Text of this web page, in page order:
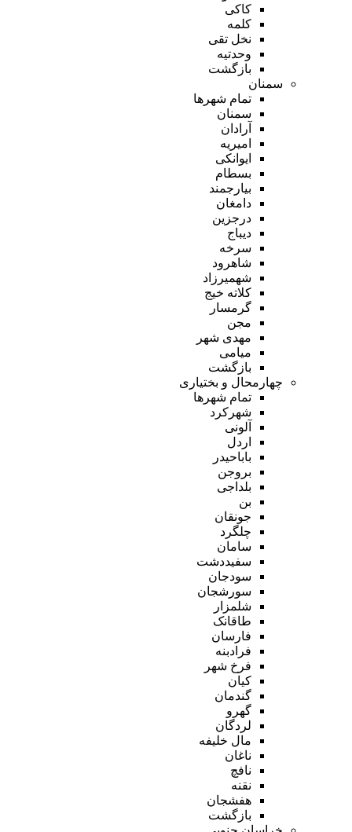
کاکی
کلمه
نخل تقی
وحدتیه
بازگشت
سمنان
تمام شهر‌ها
سمنان
آرادان
امیریه
ایوانکی
بسطام
بیارجمند
دامغان
درجزین
دیباج
سرخه
شاهرود
شهمیرزاد
کلاته خیج
گرمسار
مجن
مهدی شهر
میامی
بازگشت
چهارمحال و بختیاری
تمام شهر‌ها
شهرکرد
آلونی
اردل
باباحیدر
بروجن
بلداجی
بن
جونقان
چلگرد
سامان
سفیددشت
سودجان
سورشجان
شلمزار
طاقانک
فارسان
فرادبنه
فرخ شهر
کیان
گندمان
گهرو
لردگان
مال خلیفه
ناغان
نافچ
نقنه
هفشجان
بازگشت